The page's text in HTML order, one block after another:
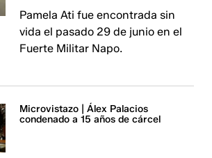
Pamela Ati fue encontrada sin
vida el pasado 29 de junio en el
Fuerte Militar Napo.
Microvistazo | Álex Palacios
condenado a 15 años de cárcel